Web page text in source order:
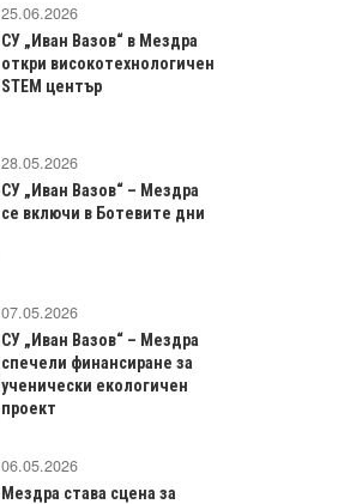
25.06.2026
СУ „Иван Вазов“ в Мездра
откри високотехнологичен
STEM център
28.05.2026
СУ „Иван Вазов“ – Мездра
се включи в Ботевите дни
07.05.2026
СУ „Иван Вазов“ – Мездра
спечели финансиране за
ученически екологичен
проект
06.05.2026
Мездра става сцена за